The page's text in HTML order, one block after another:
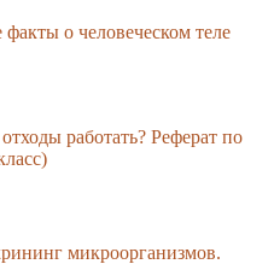
о человеческом теле
работать? Реферат по
микроорганизмов.